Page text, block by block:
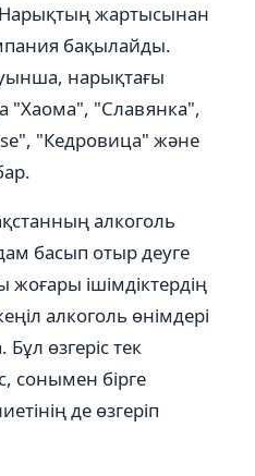
Нарықтың жартысынан
бақылайды.
нарықтағы
"Хаома", "Славянка",
"Кедровица" және
алкоголь
басып отыр деуге
жоғары ішімдіктердің
алкоголь өнімдері
өзгеріс тек
сонымен бірге
де өзгеріп